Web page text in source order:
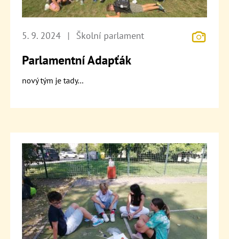
5. 9. 2024 | Školní parlament
Parlamentní Adapťák
nový tým je tady...